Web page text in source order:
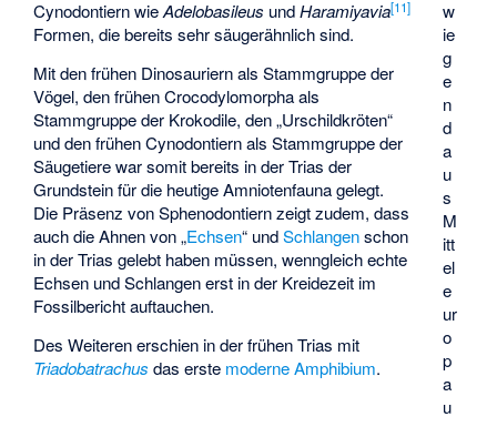
w
ie
g
e
n
d
a
u
s
M
itt
el
e
ur
o
p
a
u
Cynodontiern wieAdelobasileus undHaramiyavia[11]
Formen, die bereits sehr säugerähnlich sind.
Mit den frühen Dinosauriern als Stammgruppe der
Vögel, den frühen Crocodylomorpha als
Stammgruppe der Krokodile, den „Urschildkröten“
und den frühen Cynodontiern als Stammgruppe der
Säugetiere war somit bereits in der Trias der
Grundstein für die heutige Amniotenfauna gelegt.
Die Präsenz von Sphenodontiern zeigt zudem, dass
auch die Ahnen von „Echsen“ undSchlangenschon
in der Trias gelebt haben müssen, wenngleich echte
Echsen und Schlangen erst in der Kreidezeit im
Fossilbericht auftauchen.
Des Weiteren erschien in der frühen Trias mit
Triadobatrachus das erste moderne Amphibium.